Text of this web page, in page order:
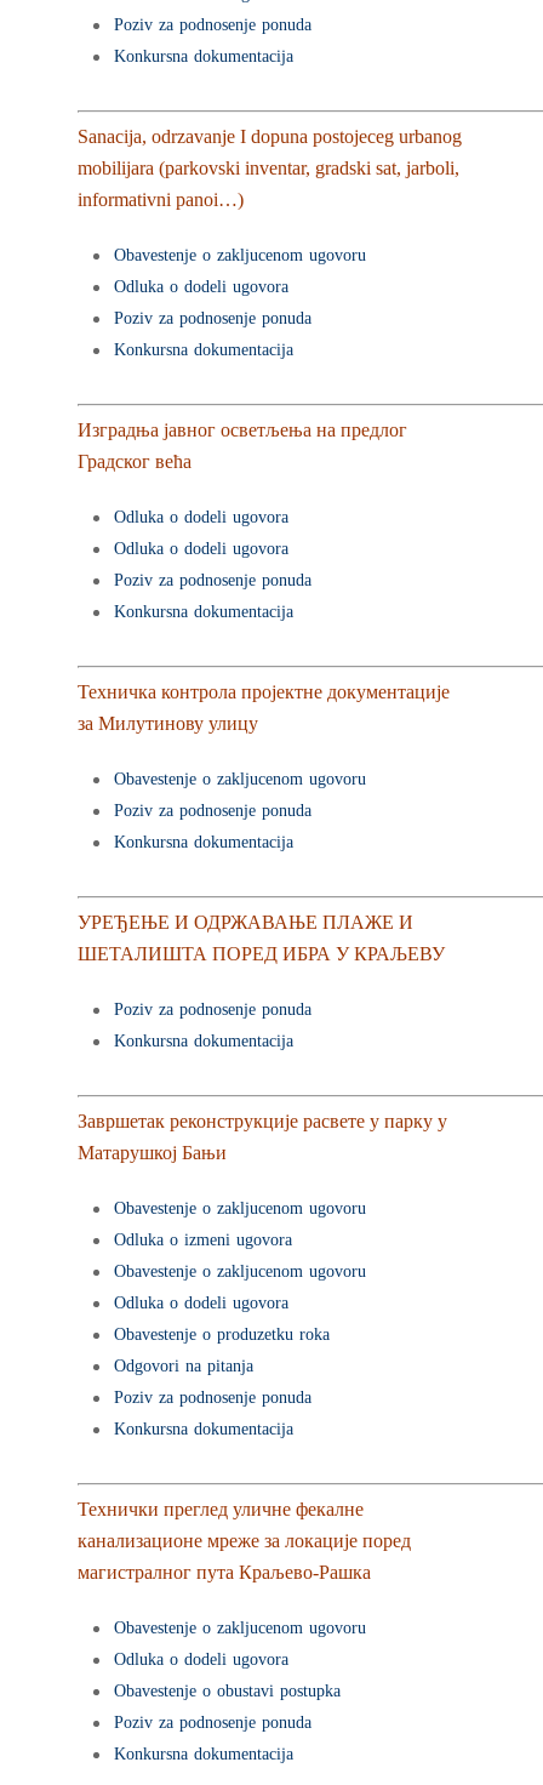
Poziv za podnosenje ponuda
Konkursna dokumentacija
Sanacija, odrzavanje I dopuna postojeceg urbanog
mobilijara (parkovski inventar, gradski sat, jarboli,
informativni panoi…)
Obavestenje o zakljucenom ugovoru
Odluka o dodeli ugovora
Poziv za podnosenje ponuda
Konkursna dokumentacija
Изградња јавног осветљења на предлог
Градског већа
Odluka o dodeli ugovora
Odluka o dodeli ugovora
Poziv za podnosenje ponuda
Konkursna dokumentacija
Техничка контрола пројектне документације
за Милутинову улицу
Obavestenje o zakljucenom ugovoru
Poziv za podnosenje ponuda
Konkursna dokumentacija
УРЕЂЕЊЕ И ОДРЖАВАЊЕ ПЛАЖЕ И
ШЕТАЛИШТА ПОРЕД ИБРА У КРАЉЕВУ
Poziv za podnosenje ponuda
Konkursna dokumentacija
Завршетак реконструкције расвете у парку у
Матарушкој Бањи
Obavestenje o zakljucenom ugovoru
Odluka o izmeni ugovora
Obavestenje o zakljucenom ugovoru
Odluka o dodeli ugovora
Obavestenje o produzetku roka
Odgovori na pitanja
Poziv za podnosenje ponuda
Konkursna dokumentacija
Технички преглед уличне фекалне
канализационе мреже за локације поред
магистралног пута Краљево-Рашка
Obavestenje o zakljucenom ugovoru
Odluka o dodeli ugovora
Obavestenje o obustavi postupka
Poziv za podnosenje ponuda
Konkursna dokumentacija